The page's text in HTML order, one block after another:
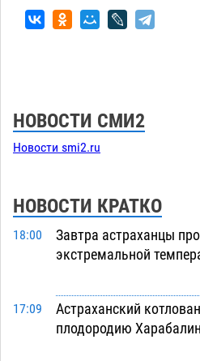
НОВОСТИ СМИ2
Новости smi2.ru
НОВОСТИ КРАТКО
18:00
Завтра астраханцы
экстремальной
17:09
Астраханский
плодородию